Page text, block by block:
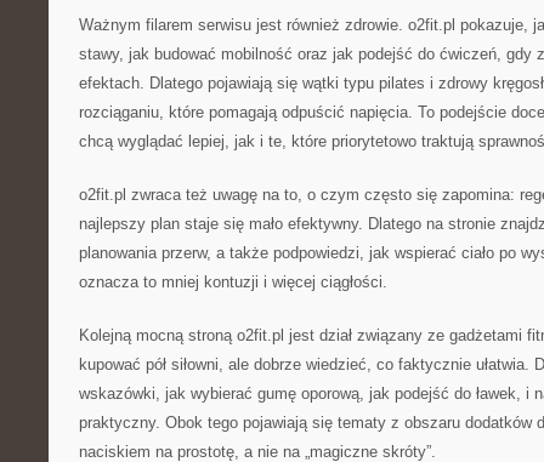
Ważnym filarem serwisu jest również zdrowie. o2fit.pl pokazuje,
stawy, jak budować mobilność oraz jak podejść do ćwiczeń, gdy
efektach. Dlatego pojawiają się wątki typu pilates i zdrowy
rozciąganiu, które pomagają odpuścić napięcia. To podejście
chcą wyglądać lepiej, jak i te, które priorytetowo traktują
o2fit.pl zwraca też uwagę na to, o czym często się zapomina:
najlepszy plan staje się mało efektywny. Dlatego na stronie
planowania przerw, a także podpowiedzi, jak wspierać ciało po
oznacza to mniej kontuzji i więcej ciągłości.
Kolejną mocną stroną o2fit.pl jest dział związany ze gadżetami
kupować pół siłowni, ale dobrze wiedzieć, co faktycznie ułatwia.
wskazówki, jak wybierać gumę oporową, jak podejść do ławek, i
praktyczny. Obok tego pojawiają się tematy z obszaru
naciskiem na prostotę, a nie na „magiczne skróty”.